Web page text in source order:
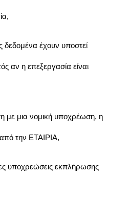
έχουν υποστεί
αν η επεξεργασία είναι
μια νομική υποχρέωση, η
την ΕΤΑΙΡΙΑ,
υποχρεώσεις εκπλήρωσης